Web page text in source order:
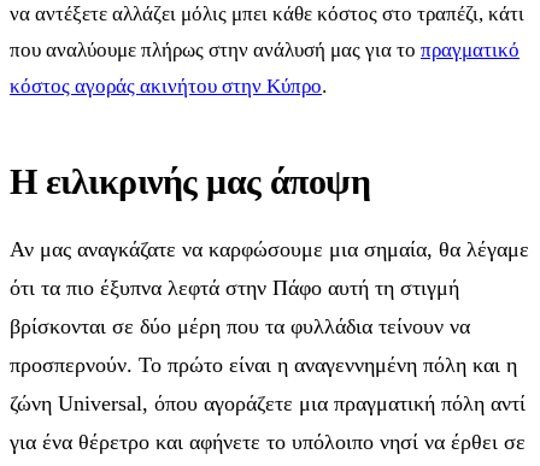
να αντέξετε αλλάζει μόλις μπει κάθε κόστος στο τραπέζι, κάτι
που αναλύουμε πλήρως στην ανάλυσή μας για το πραγματικό
κόστος αγοράς ακινήτου στην Κύπρο.
Η ειλικρινής μας άποψη
Αν μας αναγκάζατε να καρφώσουμε μια σημαία, θα λέγαμε
ότι τα πιο έξυπνα λεφτά στην Πάφο αυτή τη στιγμή
βρίσκονται σε δύο μέρη που τα φυλλάδια τείνουν να
προσπερνούν. Το πρώτο είναι η αναγεννημένη πόλη και η
ζώνη Universal, όπου αγοράζετε μια πραγματική πόλη αντί
για ένα θέρετρο και αφήνετε το υπόλοιπο νησί να έρθει σε